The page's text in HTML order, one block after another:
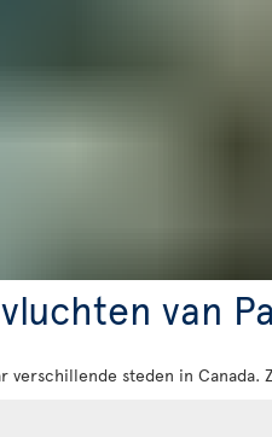
van
verschillende steden in Canada.